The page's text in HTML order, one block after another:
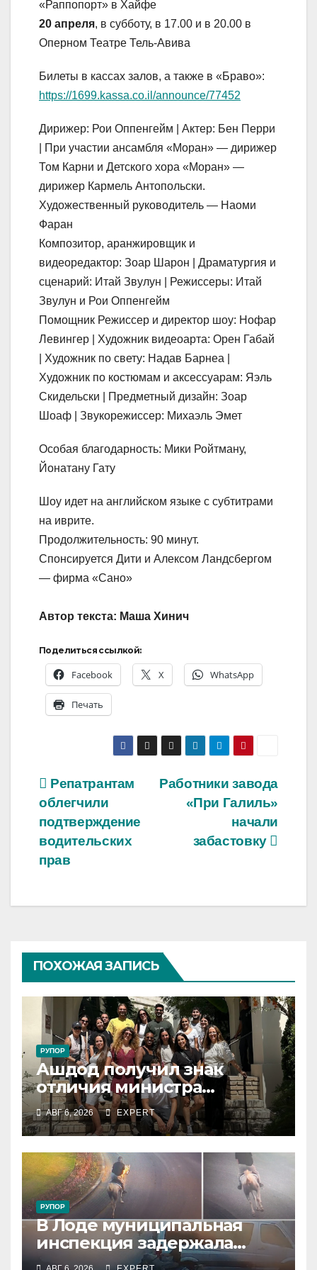
«Раппопорт» в Хайфе
20 апреля, в субботу, в 17.00 и в 20.00 в
Оперном Театре Тель-Авива
Билеты в кассах залов, а также в «Браво»:
https://1699.kassa.co.il/announce/77452
Дирижер: Рои Оппенгейм | Актер: Бен Перри
| При участии ансамбля «Моран» — дирижер
Том Карни и Детского хора «Моран» —
дирижер Кармель Антопольски.
Художественный руководитель — Наоми
Фаран
Композитор, аранжировщик и
видеоредактор: Зоар Шарон | Драматургия и
сценарий: Итай Звулун | Режиссеры: Итай
Звулун и Рои Оппенгейм
Помощник Режиссер и директор шоу: Нофар
Левингер | Художник видеоарта: Орен Габай
| Художник по свету: Надав Барнеа |
Художник по костюмам и аксессуарам: Яэль
Скидельски | Предметный дизайн: Зоар
Шоаф | Звукорежиссер: Михаэль Эмет
Особая благодарность: Мики Ройтману,
Йонатану Гату
Шоу идет на английском языке с субтитрами
на иврите.
Продолжительность: 90 минут.
Спонсируется Дити и Алексом Ландсбергом
— фирма «Сано»
Автор текста: Маша Хинич
Поделиться ссылкой:
Facebook X WhatsApp
Печать
Навигация
по
записям
Работники завода
«При Галиль»
начали
забастовку
Репатрантам
облегчили
подтверждение
водительских
прав
ПОХОЖАЯ ЗАПИСЬ
РУПОР
Ашдод получил знак
отличия министра
обороны за поддержку
резервистов
АВГ 6, 2026 EXPERT
РУПОР
В Лоде муниципальная
инспекция задержала
подростка, устроившего